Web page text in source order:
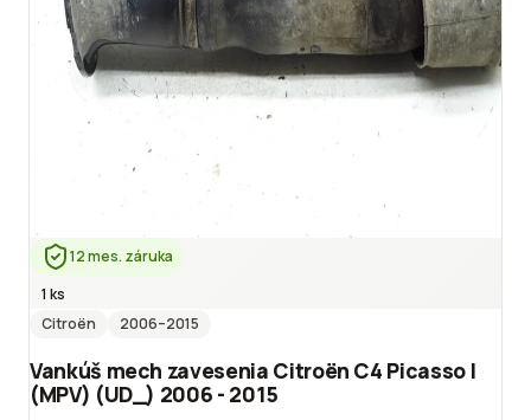
12 mes. záruka
1 ks
Citroën
2006–2015
Vankúš mech zavesenia Citroën C4 Picasso I
(MPV) (UD_) 2006 - 2015